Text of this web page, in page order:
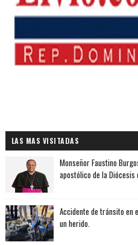
LAS MAS VISITADAS
Monseñor Faustino
apostólico de la Diócesis
Accidente de tránsito en
un herido.